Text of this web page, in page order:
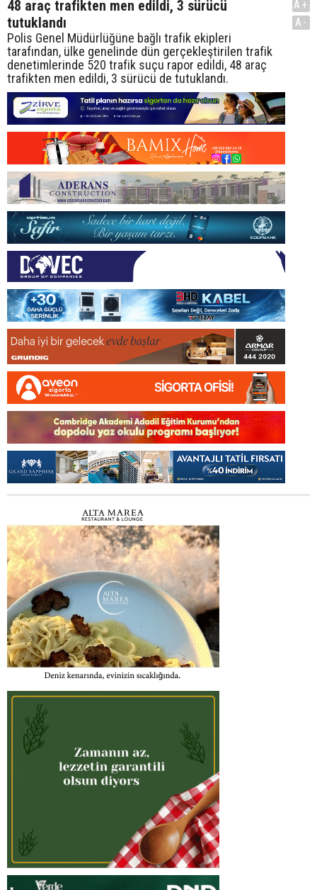
48 araç trafikten men edildi, 3 sürücü
tutuklandı
Polis Genel Müdürlüğüne bağlı trafik ekipleri
tarafından, ülke genelinde dün gerçekleştirilen trafik
denetimlerinde 520 trafik suçu rapor edildi, 48 araç
trafikten men edildi, 3 sürücü de tutuklandı.
A+
A-